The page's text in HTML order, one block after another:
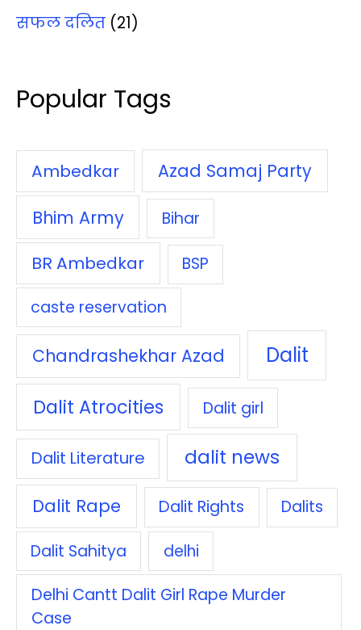
सफल दलित (21)
Popular Tags
Ambedkar
Azad Samaj Party
Bhim Army
Bihar
BR Ambedkar
BSP
caste reservation
Chandrashekhar Azad Dalit
Dalit Atrocities Dalit girl
Dalit Literature dalit news
Dalit Rape Dalit Rights Dalits
Dalit Sahitya delhi
Delhi Cantt Dalit Girl Rape Murder
Case